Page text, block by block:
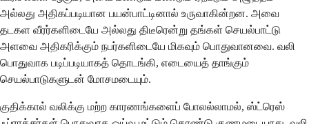
அல்லது அதிகப்படியான பயன்பாட்டினால் உருவாகின்றன. அவை
தடகள வீரர்களிடையே அல்லது திடீரென்று தங்கள் செயல்பாட்டு
அளவை அதிகரிக்கும் நபர்களிடையே மிகவும் பொதுவானவை. வலி ​​
பொதுவாக படிப்படியாகத் தொடங்கி, எடையைத் தாங்கும்
செயல்பாடுகளுடன் மோசமடையும்.
குதிக்கால் வலிக்கு மற்ற காரணங்களைப் போலல்லாமல், ஸ்ட்ரெஸ்